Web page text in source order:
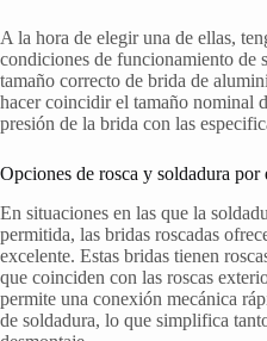
A la hora de elegir una de ellas,
condiciones de funcionamiento de
tamaño correcto de brida de
hacer coincidir el tamaño nominal
presión de la brida con las
Opciones de rosca y soldadura por
En situaciones en las que la
permitida, las bridas roscadas
excelente. Estas bridas tienen
que coinciden con las roscas
permite una conexión mecánica
de soldadura, lo que simplifica